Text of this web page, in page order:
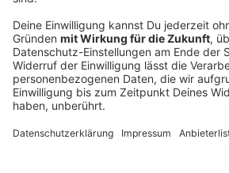
Sanktionen
Lange wurde darum gestritten, nun
Senat zu neuen Sanktionen gegen
durchgerungen. Diese dürften vor
mitgeht.